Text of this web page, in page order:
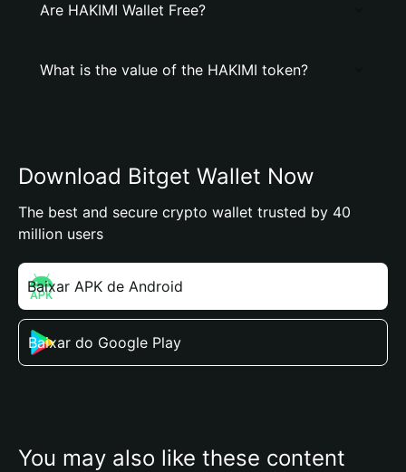
Are HAKIMI Wallet Free?
What is the value of the HAKIMI token?
Download Bitget Wallet Now
The best and secure crypto wallet trusted by 40
million users
Baixar APK de Android
Baixar do Google Play
You may also like these content